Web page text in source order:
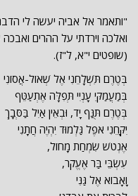
"ותאמר אל אביה יעשה לי
ואלכה וירדתי על ההרים
(שופטים י"א, ל"ז).
בְּטֶרֶם תִּשְׁלָחֵנִי אֶל שְׁאוֹל-אֲסוֹנִי
בְּמַעֲמַקֵּי עָנְיִי תְּפִלָּה אֶתְעַטֵּף
בְּטֶרֶם תֻּנַּף יָד, וּבְאֵין אַיִל בַּסְּבָךְ
יִקָּחֵנִי אֹפֶל גַּלְמוּד יִהְיֶה חֲתָנִי
אֶנְטֹשׁ שִׂמְחַת מָחוֹל,
עִשְׂבֵּי בַּר אֶעֱקֹר,
וָאָבוֹא אֶל גַּנִּי